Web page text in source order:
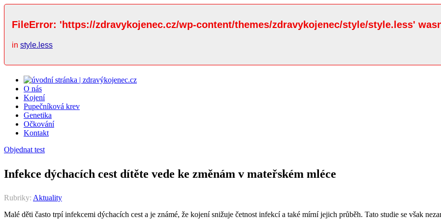
FileError: 'https://zdravykojenec.cz/wp-content/themes/zdravykojenec/style/style.less'
in style.less
O nás
Kojení
Pupečníková krev
Genetika
Očkování
Kontakt
Objednat test
Infekce dýchacích cest dítěte vede ke změnám v mateřském mléce
Rubriky: Aktuality
Malé děti často trpí infekcemi dýchacích cest a je známé, že kojení snižuje četnost infekcí a také mírní jejich průběh. Tato studie se však